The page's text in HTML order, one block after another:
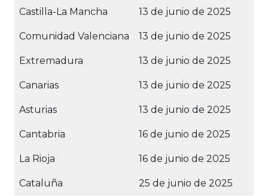
Castilla-La Mancha 13 de junio de 2025
Comunidad Valenciana 13 de junio de 2025
Extremadura 13 de junio de 2025
Canarias 13 de junio de 2025
Asturias 13 de junio de 2025
Cantabria 16 de junio de 2025
La Rioja 16 de junio de 2025
Cataluña 25 de junio de 2025